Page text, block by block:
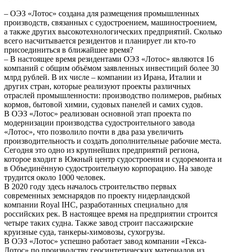
– ОЭЗ «Лотос» создана для размещения промышленных
производств, связанных с судостроением, машиностроением,
а также других высокотехнологических предприятий. Сколько
всего насчитывается резидентов и планирует ли кто-то
присоединиться в ближайшее время?
– В настоящее время резидентами ОЭЗ «Лотос» являются 16
компаний с общим объёмом заявленных инвестиций более 30
млрд рублей. В их числе – компании из Ирана, Италии и
других стран, которые реализуют проекты различных
отраслей промышленности: производство полимеров, рыбных
кормов, бытовой химии, судовых панелей и самих судов.
В ОЭЗ «Лотос» реализован основной этап проекта по
модернизации производства судостроительного завода
«Лотос», что позволило почти в два раза увеличить
производительность и создать дополнительные рабочие места.
Сегодня это одно из крупнейших предприятий региона,
которое входит в Южный центр судостроения и судоремонта и
в Объединённую судостроительную корпорацию. На заводе
трудится около 1000 человек.
В 2020 году здесь началось строительство первых
современных земснарядов по проекту нидерландской
компании Royal IHC, разработанных специально для
российских рек. В настоящее время на предприятии строится
четыре таких судна. Также завод строит пассажирские
круизные суда, танкеры-химовозы, сухогрузы.
В ОЭЗ «Лотос» успешно работает завод компании «Гекса-
Лотос» по производству геосинтетических материалов из